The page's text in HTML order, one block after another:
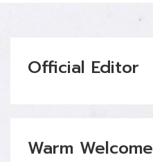
Official Editor
Warm Welcome